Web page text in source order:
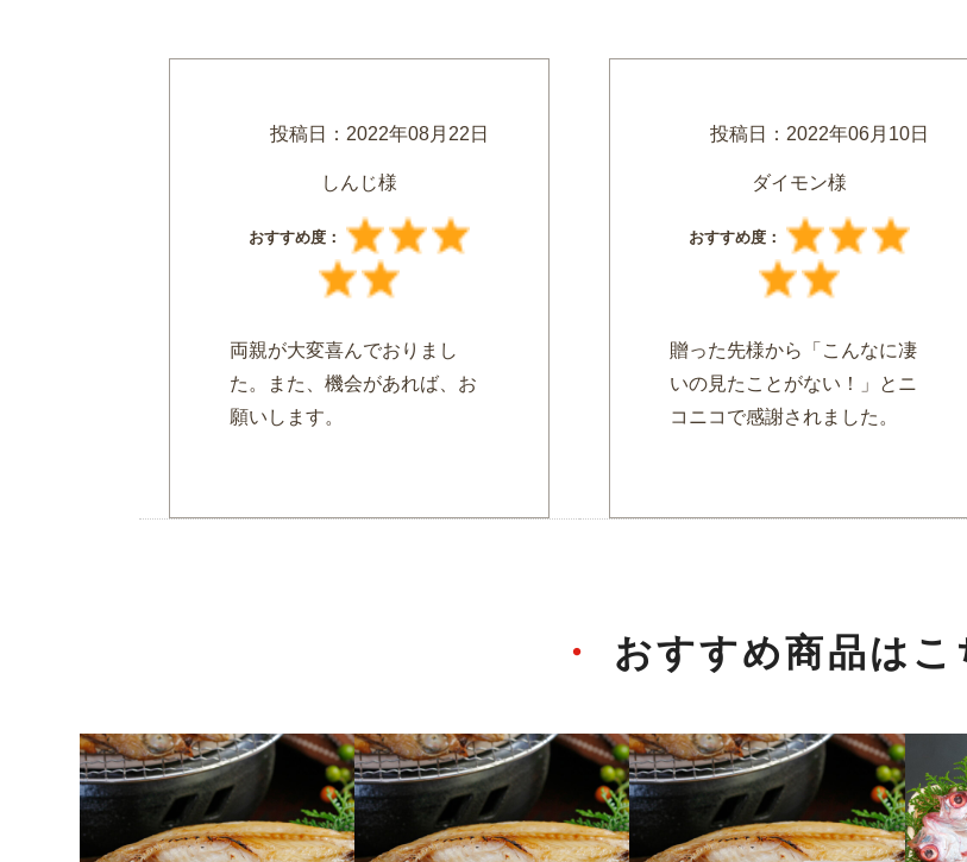
しんじ様
投稿日： 2022年08月22日
おすすめ度：
両親が大変喜んでおりまし
た。また、機会があれば、お
願いします。
ダイモン様
投稿日： 2022年06月10日
おすすめ度：
贈った先様から「こんなに凄
いの見たことがない！」とニ
コニコで感謝されました。
おすすめ商品はこ